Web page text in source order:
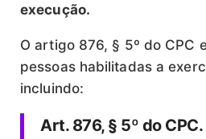
execução.
O artigo 876, § 5º do CPC
pessoas habilitadas a
incluindo:
Art. 876, § 5º do CPC.